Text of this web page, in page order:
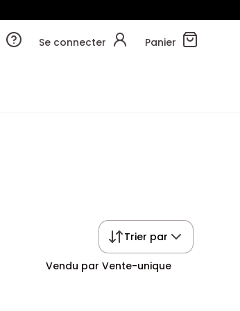
Se connecter Panier
Trier par
Vendu par Vente-unique